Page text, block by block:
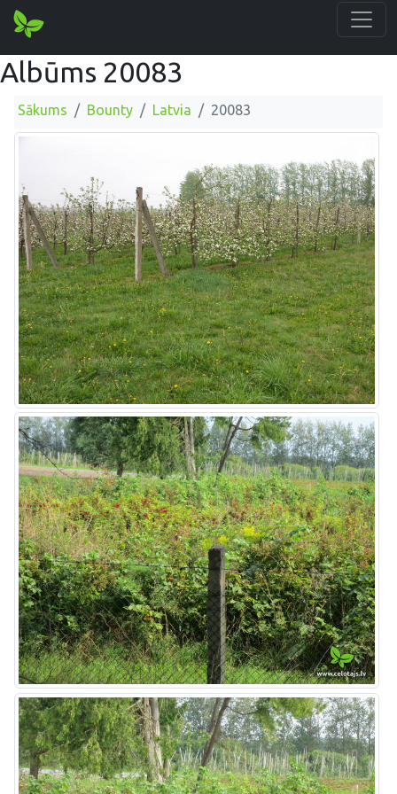
Albūms 20083
Sākums Bounty Latvia 20083